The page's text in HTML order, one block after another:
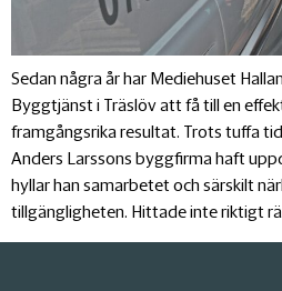
Sedan några år har Mediehuset
Byggtjänst i Träslöv att få till en
framgångsrika resultat. Trots tuffa
Anders Larssons byggfirma haft
hyllar han samarbetet och särskilt
tillgängligheten. Hittade inte riktigt